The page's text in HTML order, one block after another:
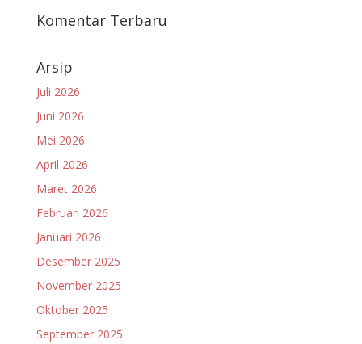
Komentar Terbaru
Arsip
Juli 2026
Juni 2026
Mei 2026
April 2026
Maret 2026
Februari 2026
Januari 2026
Desember 2025
November 2025
Oktober 2025
September 2025